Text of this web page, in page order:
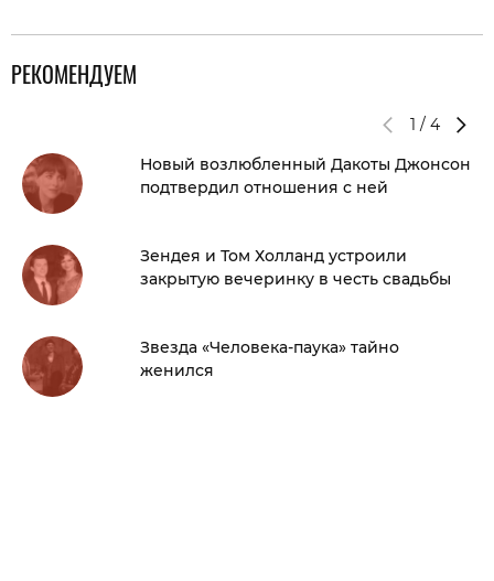
РЕКОМЕНДУЕМ
1 / 4
Новый возлюбленный Дакоты Джонсон
подтвердил отношения с ней
Зендея и Том Холланд устроили
закрытую вечеринку в честь свадьбы
Звезда «Человека-паука» тайно
женился